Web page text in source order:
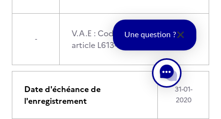
-
V.A.E : Code de l’éducation :
article L613-3 et L613-4
Date d'échéance de
l'enregistrement
31-01-
2020
Une question ?